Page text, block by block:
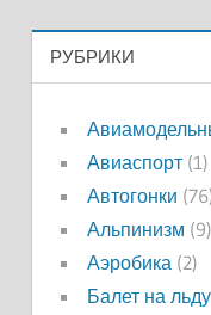
РУБРИКИ
Авиаспорт(1)
Автогонки
Альпинизм (9)
Аэробика (2)
Балет на льду